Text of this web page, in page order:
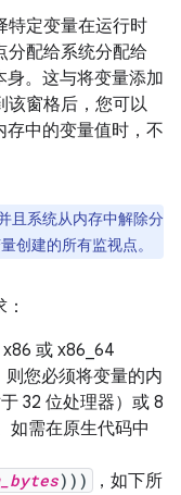
特定变量在运行时
分配给系统分配给
。这与将变量添加
该窗格后，您可以
存中的变量值时，不
且系统从内存中解除分
创建的所有监视点。
或 x86_64
则您必须将变量的内
32 位处理器）或 8
如需在原生代码中
)))
，如下所